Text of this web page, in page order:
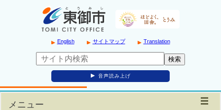
English サイトマップ Translation
音声読み上げ
メニュー